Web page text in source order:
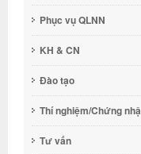
Phục vụ QLNN
KH & CN
Đào tạo
Thí nghiệm/Chứng
Tư vấn